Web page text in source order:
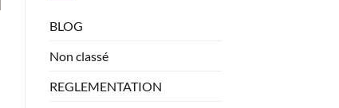
BLOG
Non classé
REGLEMENTATION